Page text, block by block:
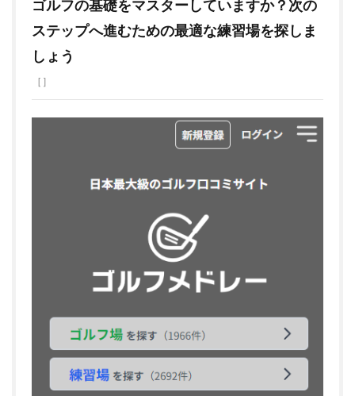
ゴルフの基礎をマスターしていますか？次の
ステップへ進むための最適な練習場を探しま
しょう